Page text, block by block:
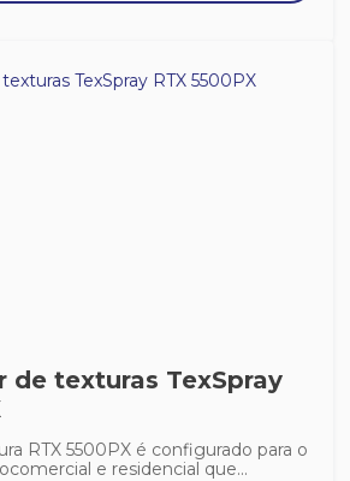
de texturas TexSpray
RTX 5500PX é configurado para o
e residencial que...